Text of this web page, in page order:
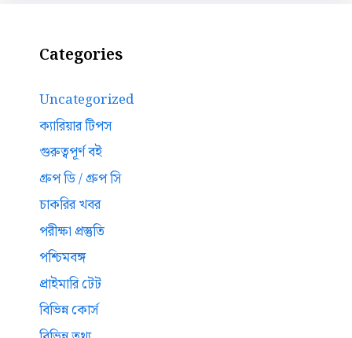
Categories
Uncategorized
ক্যারিয়ার টিপস
গুরুত্বপূর্ণ বই
গ্রুপ ডি / গ্রুপ সি
চাকরির খবর
পরীক্ষা প্রস্তুতি
পশ্চিমবঙ্গ
প্রাইমারি টেট
বিভিন্ন কোর্স